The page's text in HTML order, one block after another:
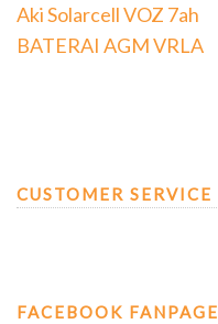
Aki Solarcell VOZ 7ah
BATERAI AGM VRLA
CUSTOMER SERVICE
FACEBOOK FANPAGE